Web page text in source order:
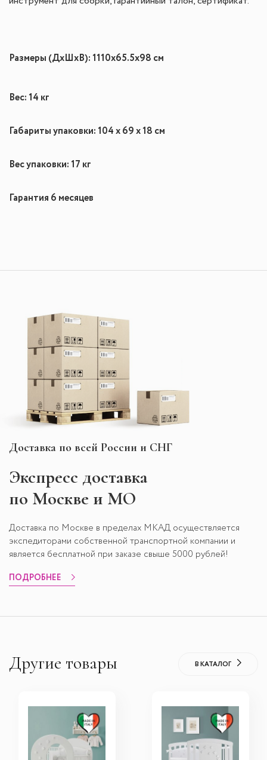
Размеры (ДхШхВ): 1110х65.5х98 cм
Вес: 14 кг
Габариты упаковки: 104 х 69 х 18 см
Вес упаковки: 17 кг
Гарантия 6 месяцев
Доставка по всей России и СНГ
Экспресс доставка
по Москве и МО
Доставка по Москве в пределах МКАД осуществляется
экспедиторами собственной транспортной компании и
является бесплатной при заказе свыше 5000 рублей!
ПОДРОБНЕЕ
Другие товары В КАТАЛОГ